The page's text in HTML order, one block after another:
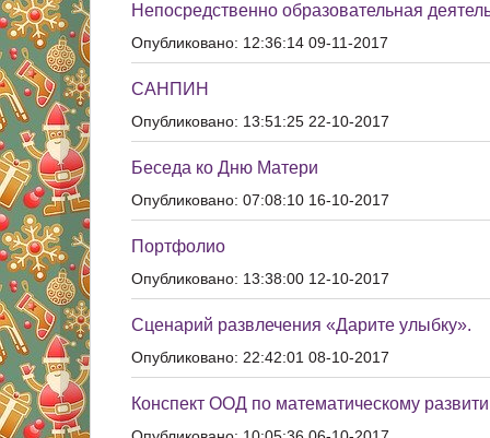
Непосредственно образовательная
Опубликовано: 12:36:14 09-11-2017
САНПИН
Опубликовано: 13:51:25 22-10-2017
Беседа ко Дню Матери
Опубликовано: 07:08:10 16-10-2017
Портфолио
Опубликовано: 13:38:00 12-10-2017
Сценарий развлечения «Дарите улыбку».
Опубликовано: 22:42:01 08-10-2017
Конспект ООД по математическому